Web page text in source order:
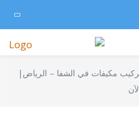
مكيفات في الشفا – الرياض|